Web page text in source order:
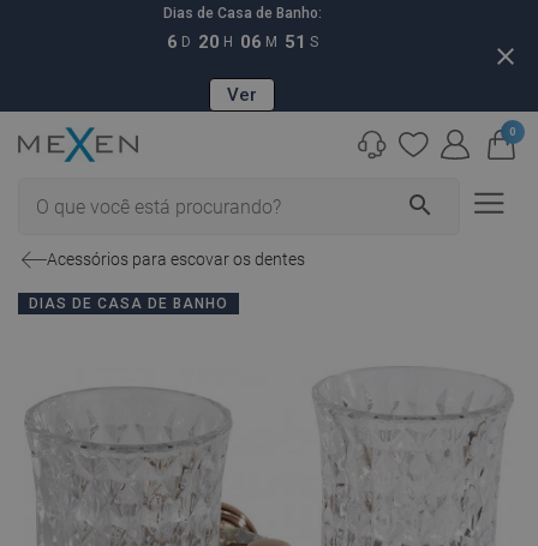
Dias de Casa de Banho:
6 D 20 H 06 M 50 S
Ver
close
search
0
Acessórios para escovar os dentes
DIAS DE CASA DE BANHO